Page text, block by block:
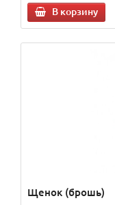
В корзину
Щенок (брошь)